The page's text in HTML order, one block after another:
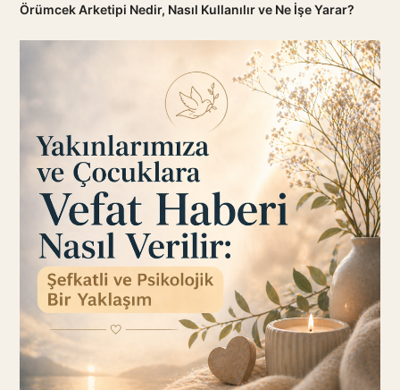
Örümcek Arketipi Nedir, Nasıl Kullanılır ve Ne İşe Yarar?